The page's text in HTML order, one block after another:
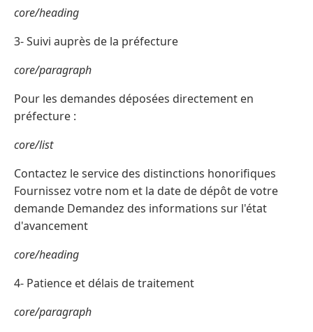
core/heading
3- Suivi auprès de la préfecture
core/paragraph
Pour les demandes déposées directement en
préfecture :
core/list
Contactez le service des distinctions honorifiques
Fournissez votre nom et la date de dépôt de votre
demande Demandez des informations sur l'état
d'avancement
core/heading
4- Patience et délais de traitement
core/paragraph